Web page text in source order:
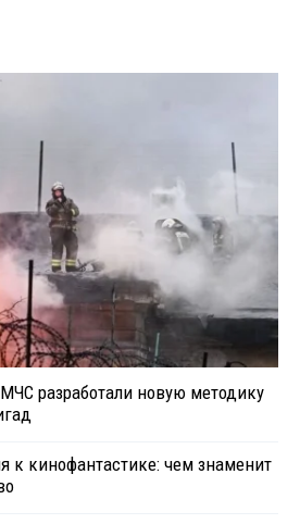
разработали новую методику
к кинофантастике: чем знаменит